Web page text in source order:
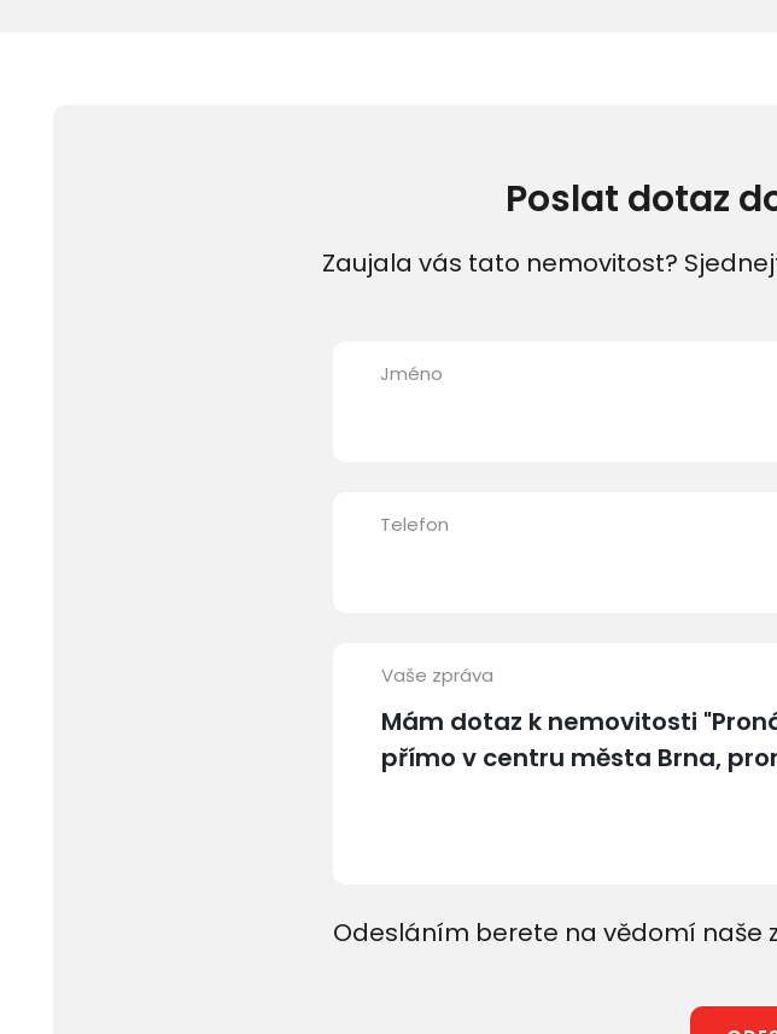
Poslat dotaz
Zaujala vás tato nemovitost?
Jméno
Telefon
Vaše zpráva
Odesláním berete na vědomí naše